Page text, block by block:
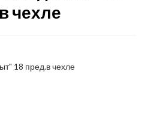
чехле
18 пред.в чехле